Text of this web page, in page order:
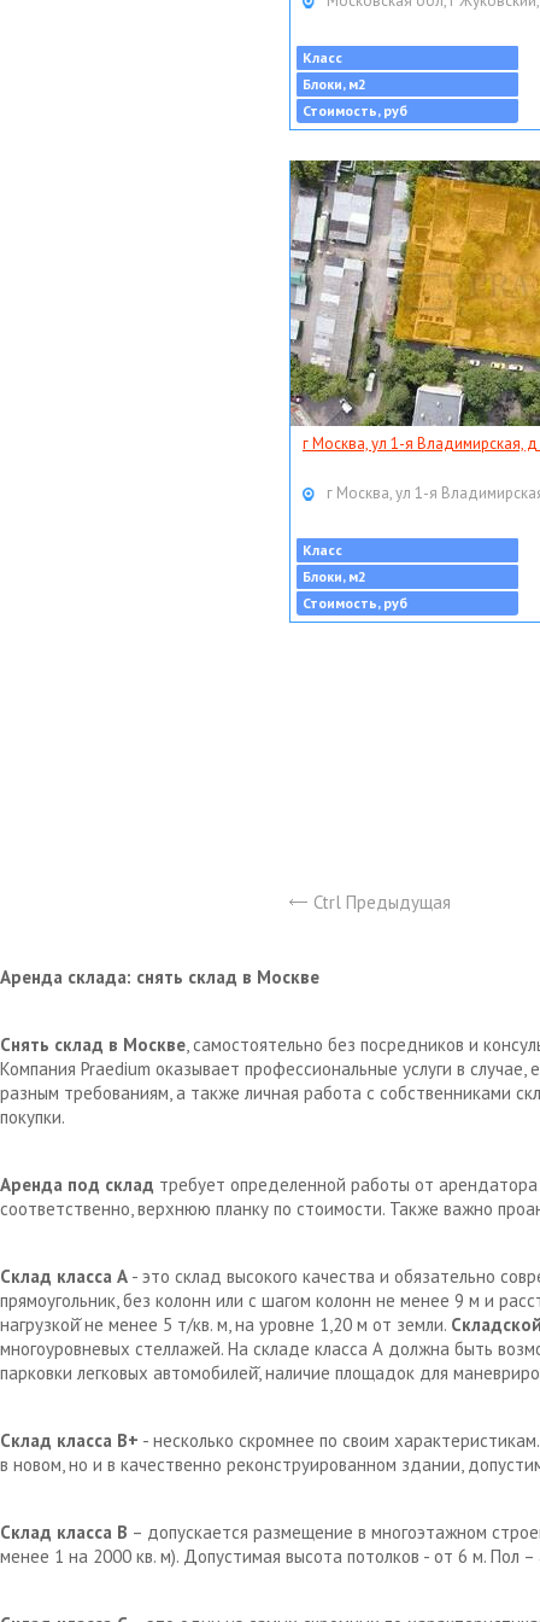
Класс
Блоки, м2
Стоимость, руб
г Москва, ул 1-я Владимирская, д
г Москва, ул 1-я
Класс
Блоки, м2
Стоимость, руб
Ctrl Предыдущая
Аренда склада: снять склад в Москве
Снять склад в Москве, самостоятельно без посредников и
Компания Praedium оказывает профессиональные услуги в
разным требованиям, а также личная работа с собственниками
покупки.
Аренда под склад требует определенной работы от
соответственно, верхнюю планку по стоимости. Также важно
Склад класса А - это склад высокого качества и обязательно
прямоугольник, без колонн или с шагом колонн не менее 9 м и
нагрузкой̆ не менее 5 т/кв. м, на уровне 1,20 м от земли.
многоуровневых стеллажей. На складе класса А должна быть
парковки легковых автомобилей̆, наличие площадок для
Склад класса В+ - несколько скромнее по своим
в новом, но и в качественно реконструированном здании,
Склад класса В – допускается размещение в многоэтажном
менее 1 на 2000 кв. м). Допустимая высота потолков - от 6 м. Пол